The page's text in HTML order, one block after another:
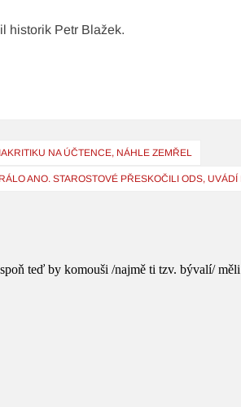
historik Petr Blažek.
NA ÚČTENCE, NÁHLE ZEMŘEL
ANO. STAROSTOVÉ PŘESKOČILI ODS,